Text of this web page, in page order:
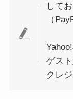
して
（
ゲス
クレ